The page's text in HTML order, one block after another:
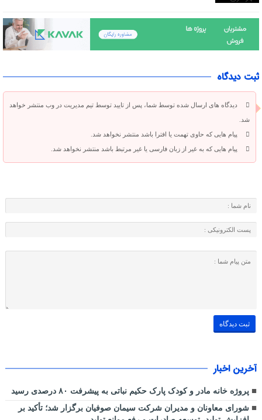
ثبت دیدگاه
دیدگاه های ارسال شده توسط شما، پس از تایید توسط تیم مدیریت در وب منتشر خواهد
شد.
پیام هایی که حاوی تهمت یا افترا باشد منتشر نخواهد شد.
پیام هایی که به غیر از زبان فارسی یا غیر مرتبط باشد منتشر نخواهد شد.
آخرین اخبار
پروژه خانه مادر و کودک پارک حکیم نباتی به پیشرفت ۸۰ درصدی رسید
شورای معاونان و مدیران شرکت سیمان صوفیان برگزار شد؛ تأکید بر